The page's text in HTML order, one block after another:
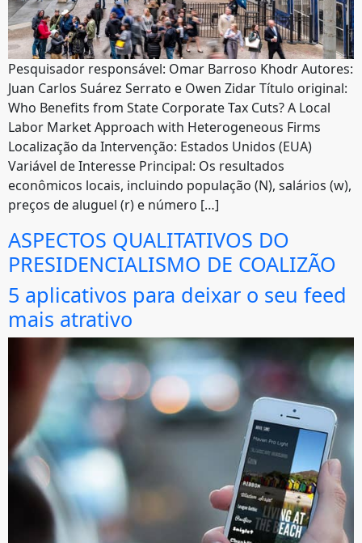
Pesquisador responsável: Omar Barroso Khodr Autores:
Juan Carlos Suárez Serrato e Owen Zidar Título original:
Who Benefits from State Corporate Tax Cuts? A Local
Labor Market Approach with Heterogeneous Firms
Localização da Intervenção: Estados Unidos (EUA)
Variável de Interesse Principal: Os resultados
econômicos locais, incluindo população (N), salários (w),
preços de aluguel (r) e número […]
ASPECTOS QUALITATIVOS DO
PRESIDENCIALISMO DE COALIZÃO
5 aplicativos para deixar o seu feed
mais atrativo